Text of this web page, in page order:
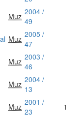
Muz 2004 /
49
Muz 2005 /
47
Muz 2003 /
46
Muz 2004 /
13
Muz 2001 /
23
1